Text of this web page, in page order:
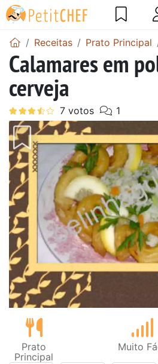
Receitas Prato Principal
Calamares em
cerveja
Prato
Principal
Muito